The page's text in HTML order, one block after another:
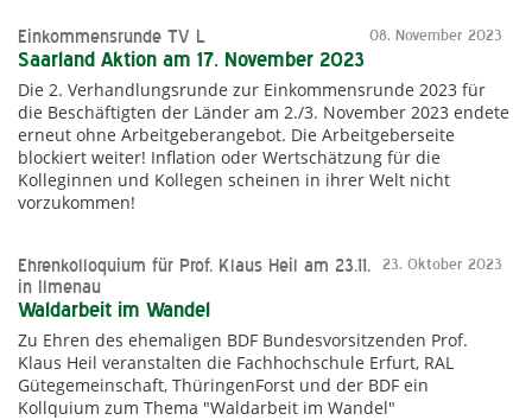
08. November 2023
Einkommensrunde TV L
Saarland Aktion am 17. November 2023
Die 2. Verhandlungsrunde zur Einkommensrunde 2023 für
die Beschäftigten der Länder am 2./3. November 2023 endete
erneut ohne Arbeitgeberangebot. Die Arbeitgeberseite
blockiert weiter! Inflation oder Wertschätzung für die
Kolleginnen und Kollegen scheinen in ihrer Welt nicht
vorzukommen!
23. Oktober 2023
Ehrenkolloquium für Prof. Klaus Heil am 23.11.
in Ilmenau
Waldarbeit im Wandel
Zu Ehren des ehemaligen BDF Bundesvorsitzenden Prof.
Klaus Heil veranstalten die Fachhochschule Erfurt, RAL
Gütegemeinschaft, ThüringenForst und der BDF ein
Kollquium zum Thema "Waldarbeit im Wandel"